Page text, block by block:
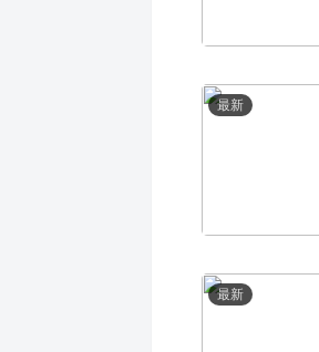
最新
最新